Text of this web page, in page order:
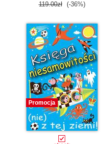
119.00zł (-36%)
Promocja